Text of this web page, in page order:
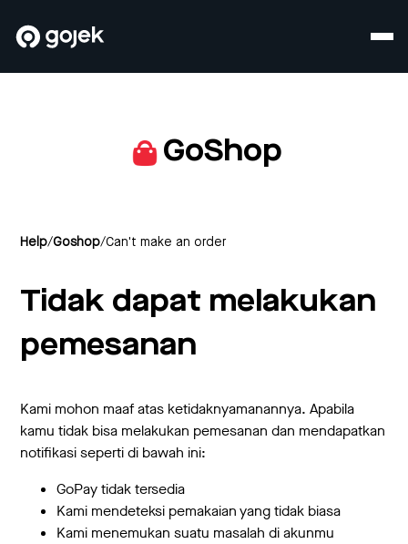
GoShop
Help/Goshop/Can't make an order
Tidak dapat melakukan
pemesanan
Kami mohon maaf atas ketidaknyamanannya. Apabila
kamu tidak bisa melakukan pemesanan dan mendapatkan
notifikasi seperti di bawah ini:
GoPay tidak tersedia
Kami mendeteksi pemakaian yang tidak biasa
Kami menemukan suatu masalah di akunmu